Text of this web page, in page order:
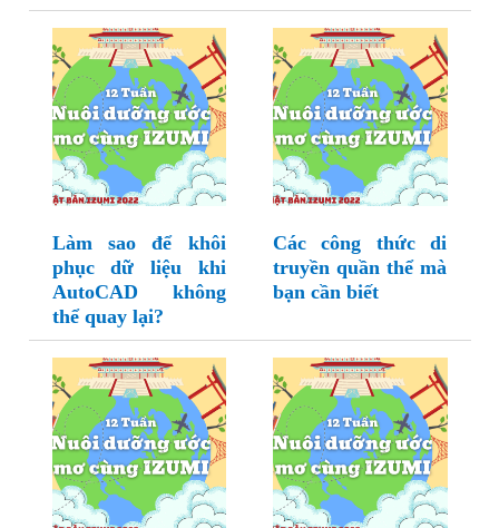
Làm sao để khôi
phục dữ liệu khi
AutoCAD không
thể quay lại?
Các công thức di
truyền quần thể mà
bạn cần biết